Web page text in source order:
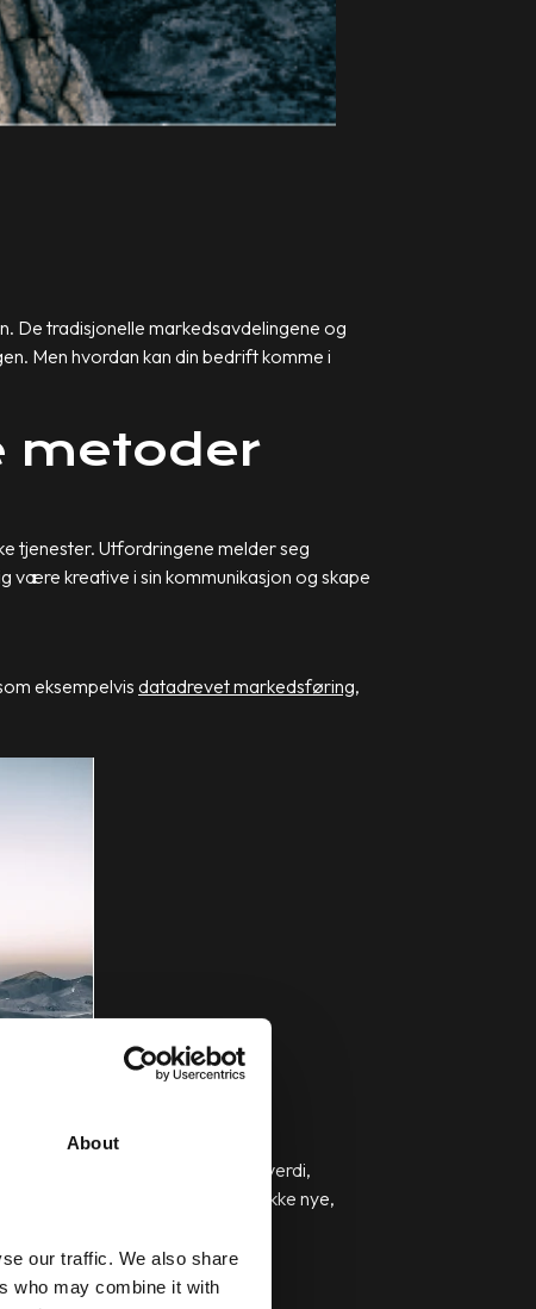
About
our traffic. We also share
who may combine it with
De tradisjonelle markedsavdelingene og
Men hvordan kan din bedrift komme i
metoder
tjenester. Utfordringene melder seg
være kreative i sin kommunikasjon og skape
eksempelvis datadrevet markedsføring,
ditt må kunne gi leseren verdi,
en stadig viktigere rolle i å tiltrekke nye,